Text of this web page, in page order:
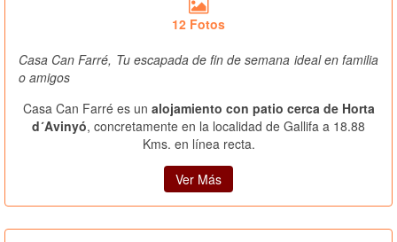
12 Fotos
Casa Can Farré, Tu escapada de fin de semana ideal en familia
o amigos
Casa Can Farré es un alojamiento con patio cerca de Horta
d´Avinyó, concretamente en la localidad de Gallifa a 18.88
Kms. en línea recta.
Ver Más